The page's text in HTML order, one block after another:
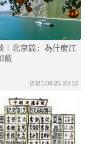
｜北京篇：為什麼江
藍
2025.03.26 23:12